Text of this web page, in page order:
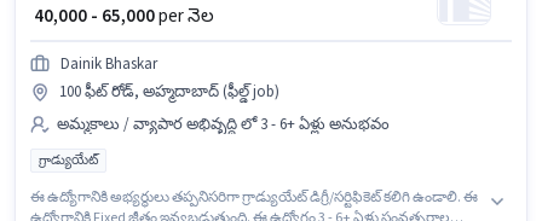
₹ 40,000 - 65,000per నెల
Dainik Bhaskar
100 ఫీట్ రోడ్, అహ్మదాబాద్ (ఫీల్డ్ job)
అమ్మకాలు / వ్యాపార అభివృద్ధి లో 3 - 6+ ఏళ్లు అనుభవం
గ్రాడ్యుయేట్
ఈ ఉద్యోగానికి అభ్యర్థులు తప్పనిసరిగా గ్రాడ్యుయేట్ డిగ్రీ/సర్టిఫికెట్ కలిగి ఉండాలి. ఈ